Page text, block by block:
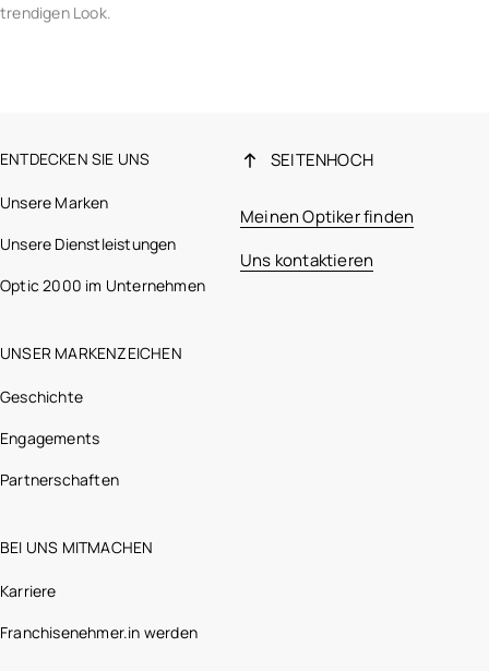
trendigen Look.
ENTDECKEN SIE UNS
Unsere Marken
Unsere Dienstleistungen
Optic 2000 im Unternehmen
UNSER MARKENZEICHEN
Geschichte
Engagements
Partnerschaften
BEI UNS MITMACHEN
Karriere
Franchisenehmer.in werden
SEITENHOCH
Meinen Optiker finden
Uns kontaktieren